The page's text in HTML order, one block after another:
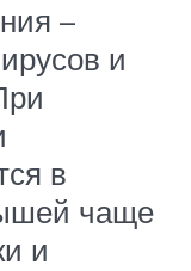
–
и
в
чаще
и